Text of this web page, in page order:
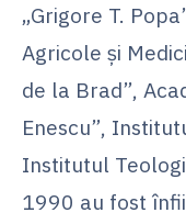
„Grigore T.
Agricole şi
de la Brad”,
Enescu”,
Institutul
1990 au fost